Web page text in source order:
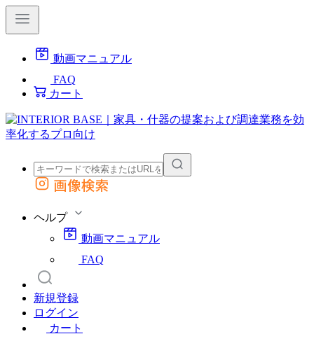
動画マニュアル
FAQ
カート
外部サイトの商品をカートに追加
画像検索
ヘルプ
動画マニュアル
FAQ
新規登録
ログイン
カート